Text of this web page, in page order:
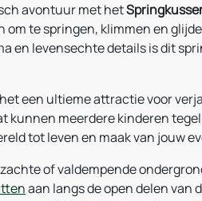
avontuur met het
om te springen, klimmen en
en levensechte details is dit
een ultieme attractie voor
meerdere kinderen
tot leven en maak van jouw
of valdempende
aan langs de open delen van